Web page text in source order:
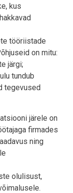
kus
tööriistade
on mitu:
järgi;
tundub
tegevused
järele on
firmades
ning
olulisust,